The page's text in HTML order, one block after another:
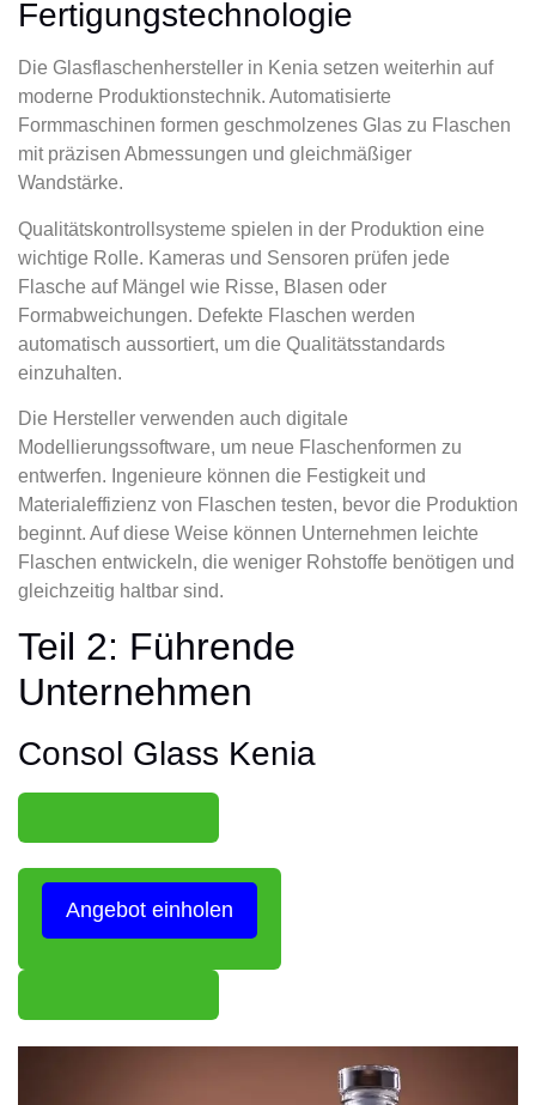
Fertigungstechnologie
Die Glasflaschenhersteller in Kenia setzen weiterhin auf
moderne Produktionstechnik. Automatisierte
Formmaschinen formen geschmolzenes Glas zu Flaschen
mit präzisen Abmessungen und gleichmäßiger
Wandstärke.
Qualitätskontrollsysteme spielen in der Produktion eine
wichtige Rolle. Kameras und Sensoren prüfen jede
Flasche auf Mängel wie Risse, Blasen oder
Formabweichungen. Defekte Flaschen werden
automatisch aussortiert, um die Qualitätsstandards
einzuhalten.
Die Hersteller verwenden auch digitale
Modellierungssoftware, um neue Flaschenformen zu
entwerfen. Ingenieure können die Festigkeit und
Materialeffizienz von Flaschen testen, bevor die Produktion
beginnt. Auf diese Weise können Unternehmen leichte
Flaschen entwickeln, die weniger Rohstoffe benötigen und
gleichzeitig haltbar sind.
Teil 2: Führende
Unternehmen
Consol Glass Kenia
Angebot einholen